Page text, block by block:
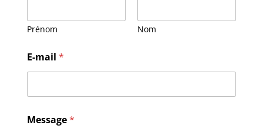
Prénom Nom
-
m
i
N
o
E-mail *
Message*